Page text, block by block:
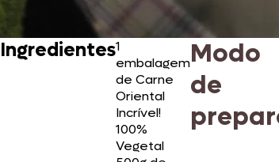
Ingredientes1
embalagem
de Carne
Oriental
Incrível!
100%
Vegetal
Modo
de